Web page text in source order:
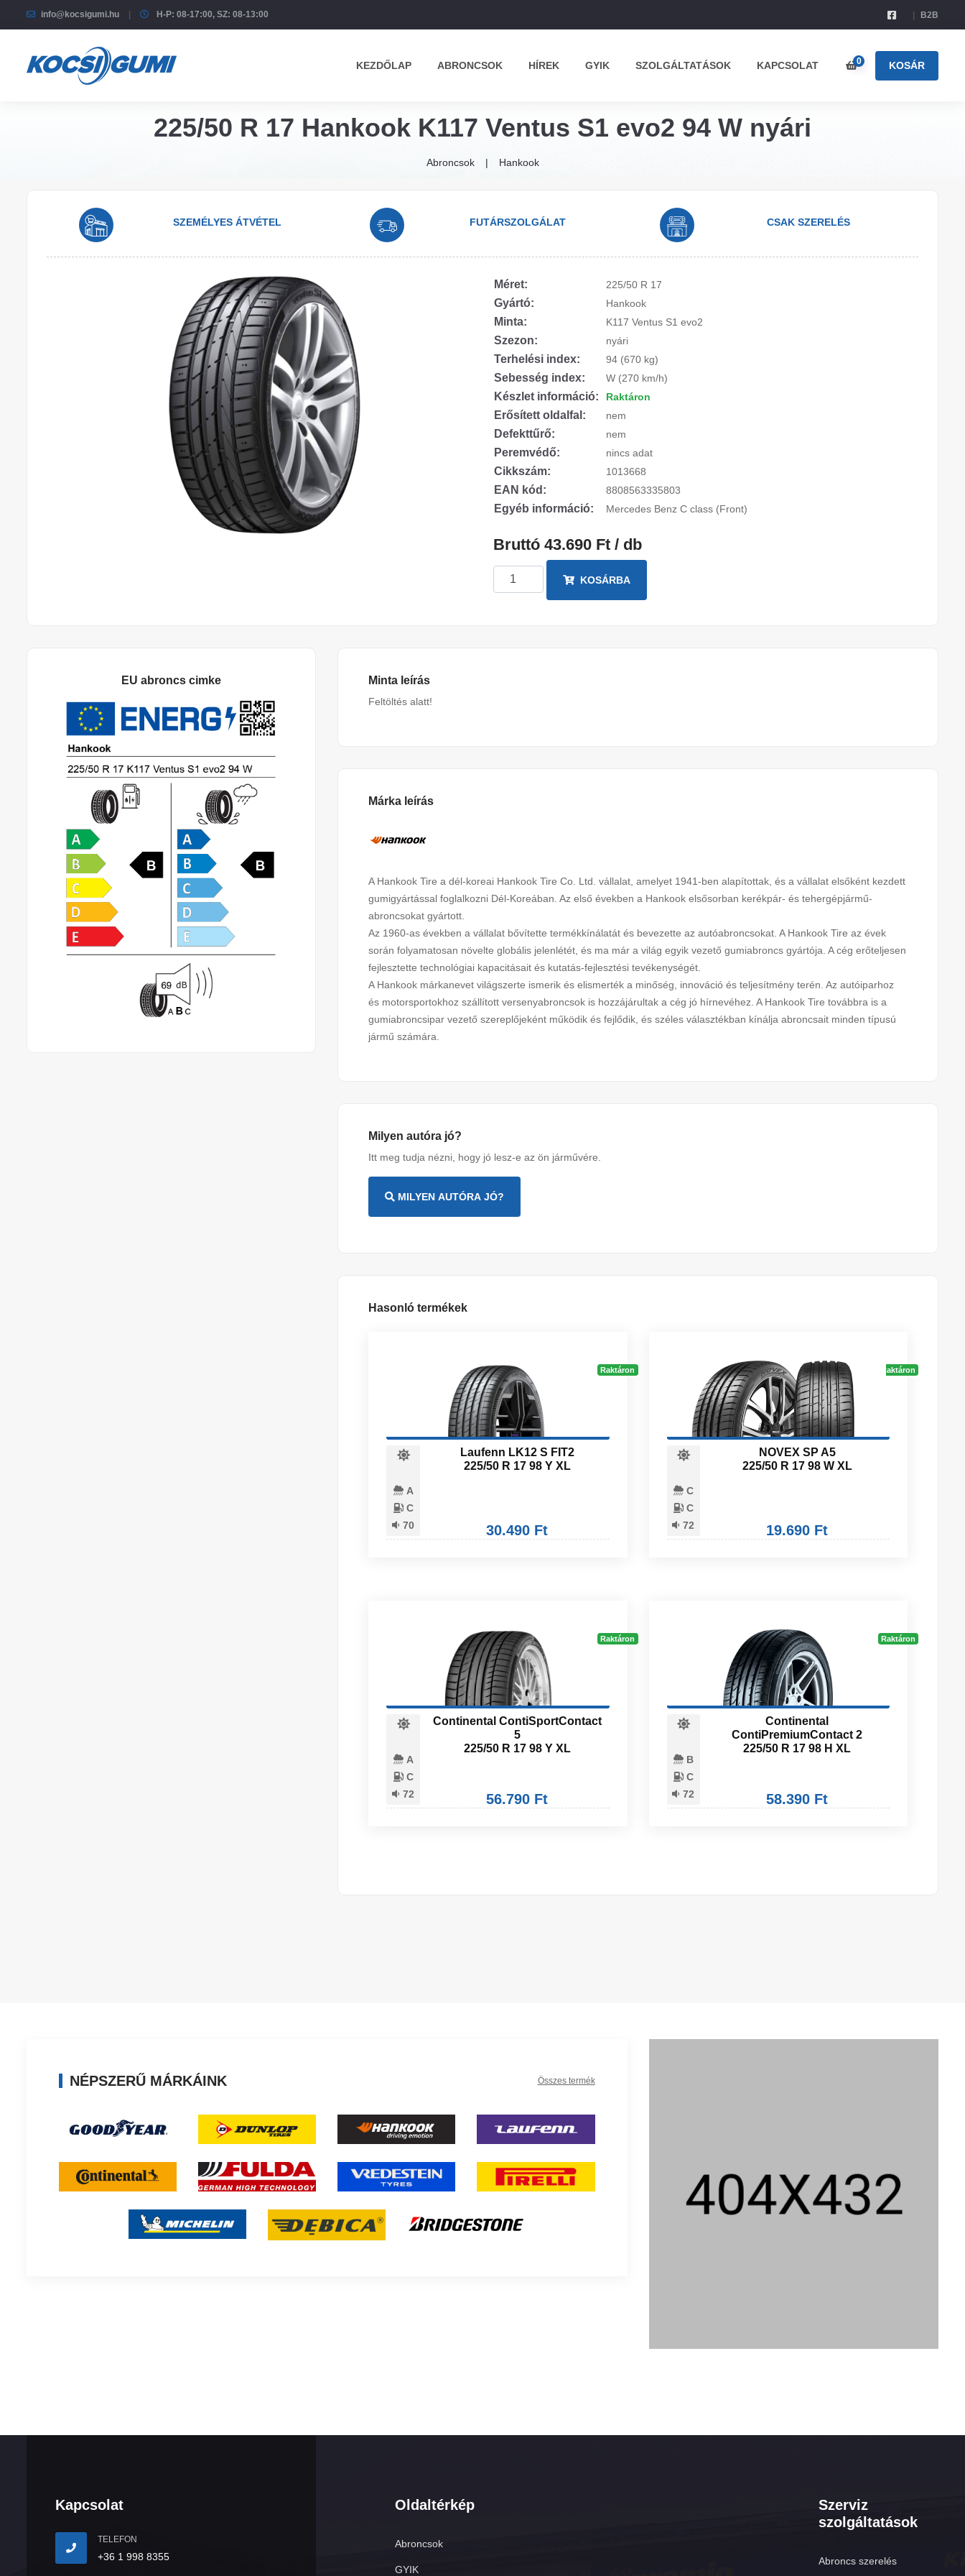
info@kocsigumi.hu H-P: 08-17:00, SZ: 08-13:00 B2B
KEZDŐLAP ABRONCSOK HÍREK GYIK SZOLGÁLTATÁSOK KAPCSOLAT 0 KOSÁR
225/50 R 17 Hankook K117 Ventus S1 evo2 94 W nyári
Abroncsok Hankook
SZEMÉLYES ÁTVÉTEL FUTÁRSZOLGÁLAT CSAK SZERELÉS
Méret: 225/50 R 17
Gyártó: Hankook
Minta: K117 Ventus S1 evo2
Szezon: nyári
Terhelési index: 94 (670 kg)
Sebesség index: W (270 km/h)
Készlet információ: Raktáron
Erősített oldalfal: nem
Defekttűrő: nem
Peremvédő: nincs adat
Cikkszám: 1013668
EAN kód: 8808563335803
Egyéb információ: Mercedes Benz C class (Front)
Bruttó 43.690 Ft / db
KOSÁRBA
EU abroncs cimke Minta leírás
Feltöltés alatt!
Márka leírás
A Hankook Tire a dél-koreai Hankook Tire Co. Ltd. vállalat, amelyet 1941-ben alapítottak, és a vállalat elsőként kezdett
gumigyártással foglalkozni Dél-Koreában. Az első években a Hankook elsősorban kerékpár- és tehergépjármű-
abroncsokat gyártott.
Az 1960-as években a vállalat bővítette termékkínálatát és bevezette az autóabroncsokat. A Hankook Tire az évek
során folyamatosan növelte globális jelenlétét, és ma már a világ egyik vezető gumiabroncs gyártója. A cég erőteljesen
fejlesztette technológiai kapacitásait és kutatás-fejlesztési tevékenységét.
A Hankook márkanevet világszerte ismerik és elismerték a minőség, innováció és teljesítmény terén. Az autóiparhoz
és motorsportokhoz szállított versenyabroncsok is hozzájárultak a cég jó hírnevéhez. A Hankook Tire továbbra is a
gumiabroncsipar vezető szereplőjeként működik és fejlődik, és széles választékban kínálja abroncsait minden típusú
jármű számára.
Milyen autóra jó?
Itt meg tudja nézni, hogy jó lesz-e az ön járművére.
MILYEN AUTÓRA JÓ?
Hasonló termékek
Raktáron
A
C
70
Laufenn LK12 S FIT2
225/50 R 17 98 Y XL
30.490 Ft
Raktáron
C
C
72
NOVEX SP A5
225/50 R 17 98 W XL
19.690 Ft
Raktáron
A
C
72
Continental ContiSportContact
5
225/50 R 17 98 Y XL
56.790 Ft
Raktáron
B
C
72
Continental
ContiPremiumContact 2
225/50 R 17 98 H XL
58.390 Ft
NÉPSZERŰ MÁRKÁINK Összes termék
Kapcsolat
TELEFON
+36 1 998 8355
Oldaltérkép
Abroncsok
GYIK
Szerviz
szolgáltatások
Abroncs szerelés